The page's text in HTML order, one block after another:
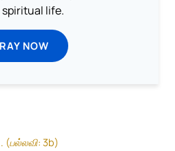
life.
NOW
(பல்லவி: 3b)